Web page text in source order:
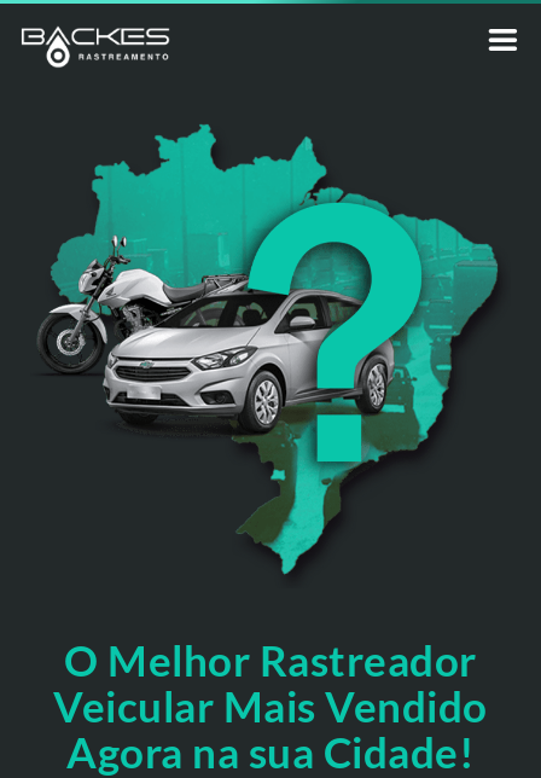
O Melhor Rastreador
Veicular Mais Vendido
Agora na sua Cidade!